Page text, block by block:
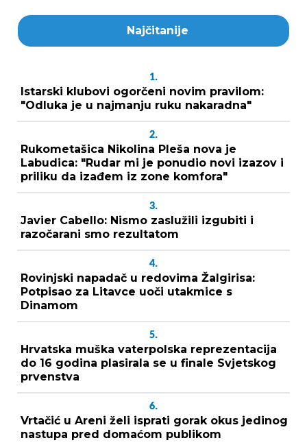
Najčitanije
1.
Istarski klubovi ogorčeni novim pravilom:
"Odluka je u najmanju ruku nakaradna"
2.
Rukometašica Nikolina Pleša nova je
Labudica: "Rudar mi je ponudio novi izazov i
priliku da izađem iz zone komfora"
3.
Javier Cabello: Nismo zaslužili izgubiti i
razočarani smo rezultatom
4.
Rovinjski napadač u redovima Žalgirisa:
Potpisao za Litavce uoči utakmice s
Dinamom
5.
Hrvatska muška vaterpolska reprezentacija
do 16 godina plasirala se u finale Svjetskog
prvenstva
6.
Vrtačić u Areni želi isprati gorak okus jedinog
nastupa pred domaćom publikom